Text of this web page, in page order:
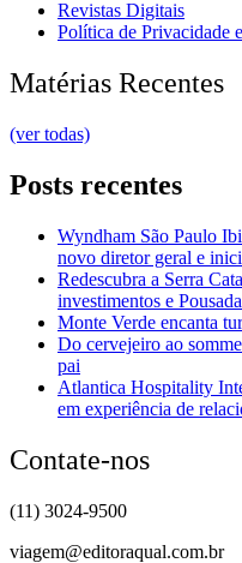
Revistas Digitais
Política de Privacidade
Matérias Recentes
(ver todas)
Posts recentes
Wyndham São Paulo
novo diretor geral e
Redescubra a Serra
investimentos e
Monte Verde encanta
Do cervejeiro ao
pai
Atlantica Hospitality
em experiência de
Contate-nos
(11) 3024-9500
viagem@editoraqual.com.br